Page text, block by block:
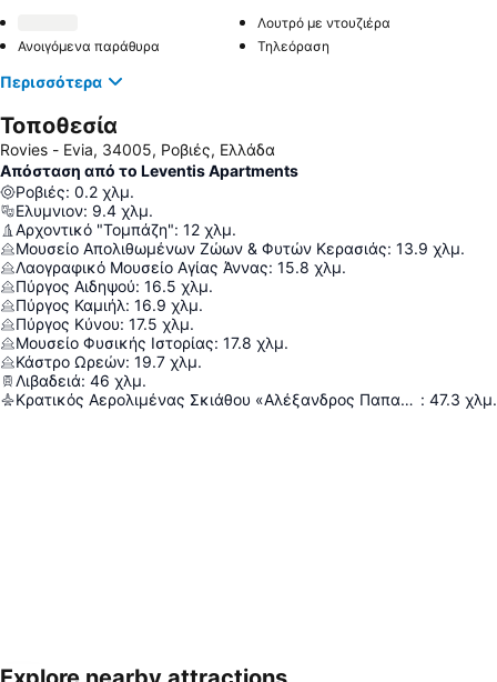
Λουτρό με ντουζιέρα
Ανοιγόμενα παράθυρα
Τηλεόραση
Περισσότερα
Τοποθεσία
Rovies - Εvia, 34005, Ροβιές, Ελλάδα
Απόσταση από το Leventis Apartments
Ροβιές: 0.2 χλμ.
Ελυμνιον: 9.4 χλμ.
Αρχοντικό "Τομπάζη": 12 χλμ.
Μουσείο Απολιθωμένων Ζώων & Φυτών Κερασιάς: 13.9 χλμ.
Λαογραφικό Μουσείο Αγίας Άννας: 15.8 χλμ.
Πύργος Αιδηψού: 16.5 χλμ.
Πύργος Καμιήλ: 16.9 χλμ.
Πύργος Κύνου: 17.5 χλμ.
Μουσείο Φυσικής Ιστορίας: 17.8 χλμ.
Κάστρο Ωρεών: 19.7 χλμ.
Λιβαδειά: 46 χλμ.
Κρατικός Αερολιμένας Σκιάθου «Αλέξανδρος Παπαδιαμάντης» : 47.3 χλμ.